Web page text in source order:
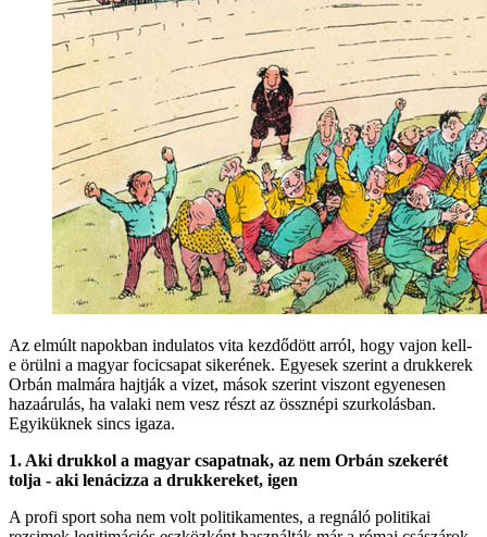
Az elmúlt napokban indulatos vita kezdődött arról, hogy vajon kell-
e örülni a magyar focicsapat sikerének. Egyesek szerint a drukkerek
Orbán malmára hajtják a vizet, mások szerint viszont egyenesen
hazaárulás, ha valaki nem vesz részt az össznépi szurkolásban.
Egyiküknek sincs igaza.
1. Aki drukkol a magyar csapatnak, az nem Orbán szekerét
tolja - aki lenácizza a drukkereket, igen
A profi sport soha nem volt politikamentes, a regnáló politikai